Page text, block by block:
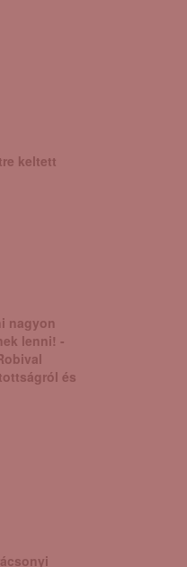
keltett
nagyon
lenni! -
és